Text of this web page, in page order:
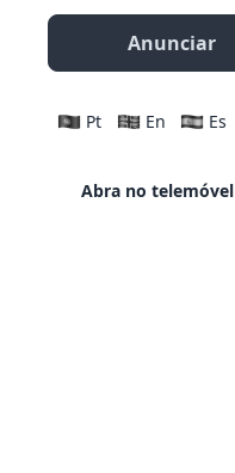
Anunciar
Pt En Es
Abra no telemóvel